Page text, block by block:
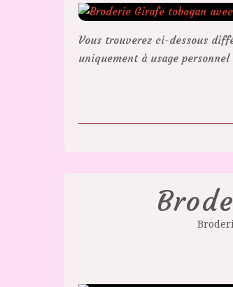
Vous trouverez ci-dessous
uniquement à usage